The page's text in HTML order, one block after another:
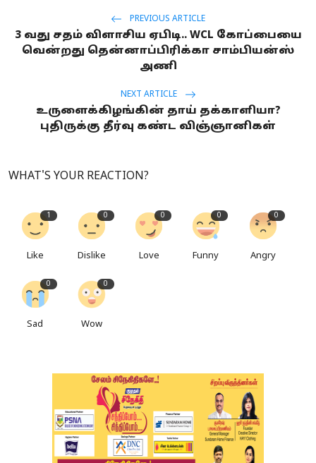
PREVIOUS ARTICLE
3 வது சதம் விளாசிய ஏபிடி.. WCL கோப்பையை
வென்றது தென்னாப்பிரிக்கா சாம்பியன்ஸ்
அணி
NEXT ARTICLE
உருளைக்கிழங்கின் தாய் தக்காளியா?
புதிருக்கு தீர்வு கண்ட விஞ்ஞானிகள்
WHAT'S YOUR REACTION?
1
Like
0
Dislike
0
Love
0
Funny
0
Angry
0
Sad
0
Wow